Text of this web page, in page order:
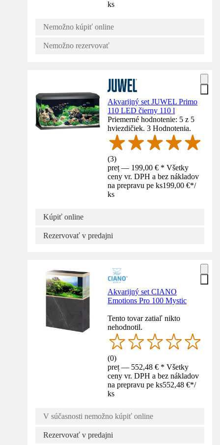
ks
Nemožno kúpiť online
Nemožno rezervovať
Akvarijný set JUWEL Primo
110 LED čierny 110 l
Priemerné hodnotenie: 5 z 5
hviezdičiek. 3 Hodnotenia.
(3)
preț — 199,00 € * Všetky
ceny vr. DPH a bez nákladov
na prepravu pe ks199,00 €*/
ks
Kúpiť online
Rezervovať v predajni
Akvarijný set CIANO
Emotions Pro 100 Mystic
Tento tovar zatiaľ nikto
nehodnotil.
(0)
preț — 552,48 € * Všetky
ceny vr. DPH a bez nákladov
na prepravu pe ks552,48 €*/
ks
V súčasnosti nemožno kúpiť online
Rezervovať v predajni